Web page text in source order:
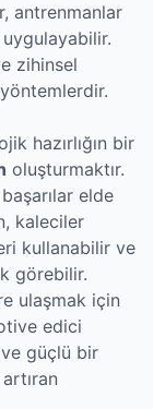
antrenmanlar
zihinsel
hazırlığın bir
oluşturmaktır.
elde
kaleciler
kullanabilir ve
görebilir.
ulaşmak için
edici
ve güçlü bir